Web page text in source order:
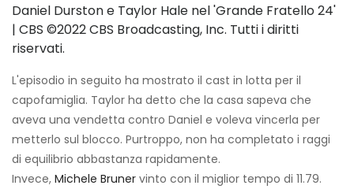
Daniel Durston e Taylor Hale nel 'Grande Fratello 24'
| CBS ©2022 CBS Broadcasting, Inc. Tutti i diritti
riservati.
L'episodio in seguito ha mostrato il cast in lotta per il
capofamiglia. Taylor ha detto che la casa sapeva che
aveva una vendetta contro Daniel e voleva vincerla per
metterlo sul blocco. Purtroppo, non ha completato i raggi
di equilibrio abbastanza rapidamente.
Invece, Michele Bruner vinto con il miglior tempo di 11.79.